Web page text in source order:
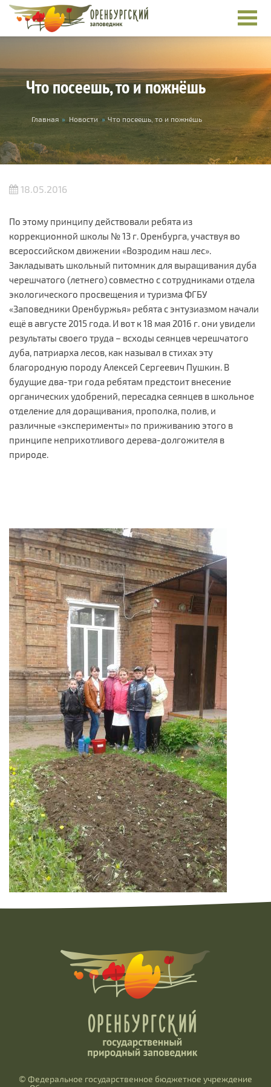
Перейти к основному содержанию
Что посеешь, то и пожнёшь
Вы здесь
Главная » Новости » Что посеешь, то и пожнёшь
18.05.2016
По этому принципу действовали ребята из
коррекционной школы № 13 г. Оренбурга, участвуя во
всероссийском движении «Возродим наш лес».
Закладывать школьный питомник для выращивания дуба
черешчатого (летнего) совместно с сотрудниками отдела
экологического просвещения и туризма ФГБУ
«Заповедники Оренбуржья» ребята с энтузиазмом начали
ещё в августе 2015 года. И вот к 18 мая 2016 г. они увидели
результаты своего труда – всходы сеянцев черешчатого
дуба, патриарха лесов, как называл в стихах эту
благородную породу Алексей Сергеевич Пушкин. В
будущие два-три года ребятам предстоит внесение
органических удобрений, пересадка сеянцев в школьное
отделение для доращивания, прополка, полив, и
различные «эксперименты» по приживанию этого в
принципе неприхотливого дерева-долгожителя в
природе.
© Федеральное государственное бюджетное учреждение